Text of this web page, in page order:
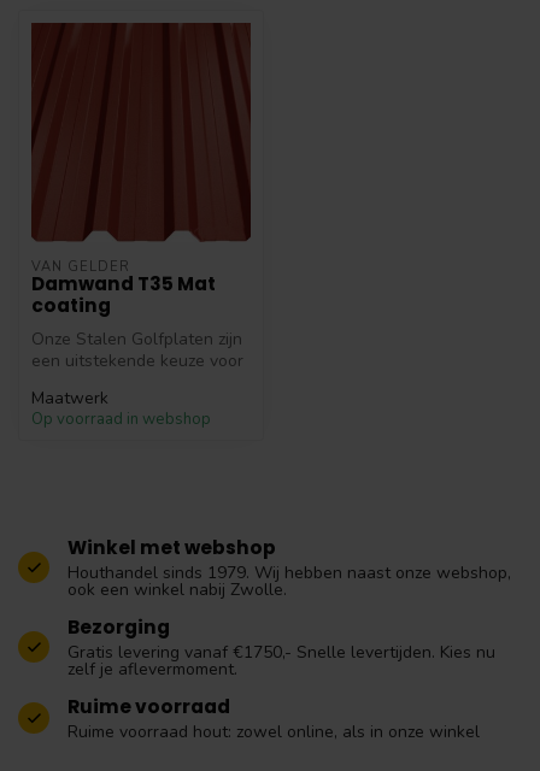
VAN GELDER
Damwand T35 Mat
coating
Onze Stalen Golfplaten zijn
een uitstekende keuze voor
Maatwerk
Op voorraad in webshop
Winkel met webshop
Houthandel sinds 1979. Wij hebben naast onze webshop,
ook een winkel nabij Zwolle.
Bezorging
Gratis levering vanaf €1750,- Snelle levertijden. Kies nu
zelf je aflevermoment.
Ruime voorraad
Ruime voorraad hout: zowel online, als in onze winkel